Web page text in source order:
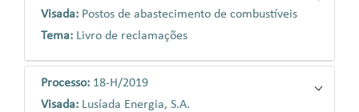
Visada: Postos de abastecimento de combustíveis
Tema: Livro de reclamações
Processo: 18-H/2019
Visada: Lusíada Energia, S.A.